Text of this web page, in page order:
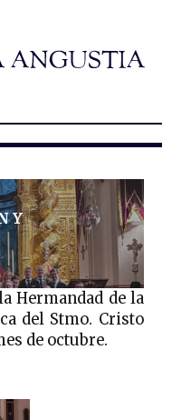
Y
Hermandad de la
del Stmo. Cristo
de octubre.